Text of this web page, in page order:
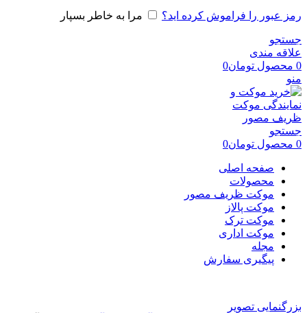
رمز عبور را فراموش کرده اید؟ مرا به خاطر بسپار
جستجو
علاقه مندی
0 محصول تومان0
منو
جستجو
0 محصول تومان0
صفحه اصلی
محصولات
موکت ظریف مصور
موکت پالاز
موکت ترک
موکت اداری
مجله
پیگیری سفارش
بزرگنمایی تصویر